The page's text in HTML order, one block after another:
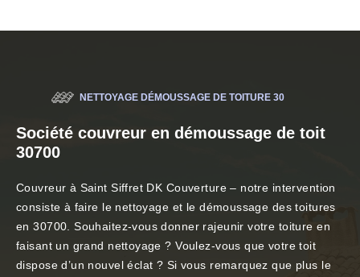
NETTOYAGE DÉMOUSSAGE DE TOITURE 30
Société couvreur en démoussage de toit
30700
Couvreur à Saint Siffret DK Couverture – notre intervention
consiste à faire le nettoyage et le démoussage des toitures
en 30700. Souhaitez-vous donner rajeunir votre toiture en
faisant un grand nettoyage ? Voulez-vous que votre toit
dispose d’un nouvel éclat ? Si vous remarquez que plus le